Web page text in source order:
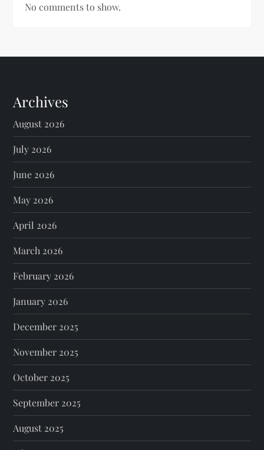
No comments to show.
Archives
August 2026
July 2026
June 2026
May 2026
April 2026
March 2026
February 2026
January 2026
December 2025
November 2025
October 2025
September 2025
August 2025